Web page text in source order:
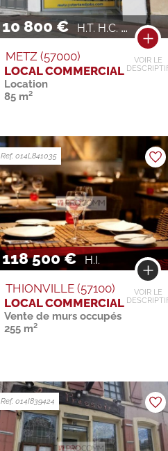
10 800 € H.T. H.C. / AN
VOIR LE
METZ (57000)
LOCAL COMMERCIAL
Location
85 m²
118 500 € H.I.
VOIR LE
Ref. 014L841035
THIONVILLE (57100)
LOCAL COMMERCIAL
Vente de murs occupés
255 m²
Ref. 014I839424